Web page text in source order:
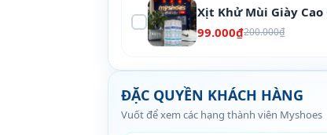
Xịt Khử Mùi Giày Cao
99.000₫200.000₫
ĐẶC QUYỀN KHÁCH HÀNG
Vuốt để xem các hạng thành viên Myshoes